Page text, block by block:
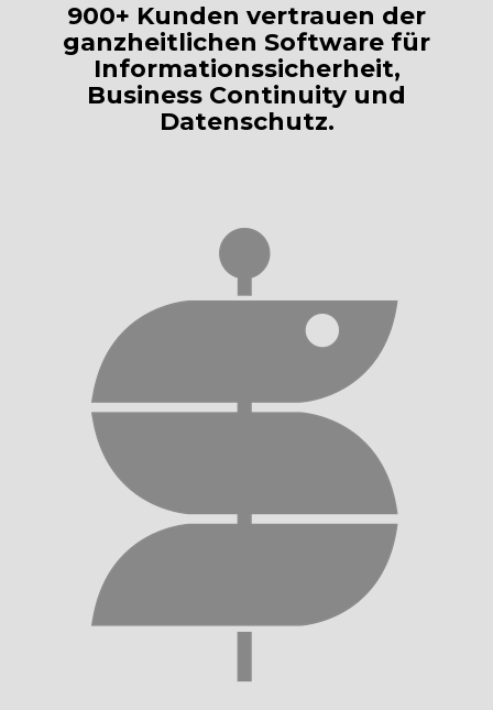
900+ Kunden vertrauen der
ganzheitlichen Software für
Informationssicherheit,
Business Continuity und
Datenschutz.